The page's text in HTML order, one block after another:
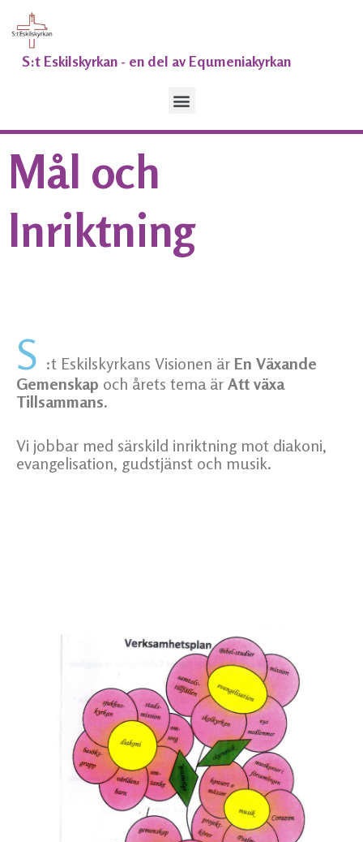
S:t Eskilskyrkan - en del av Equmeniakyrkan
Meny
Mål och
Inriktning
S :t Eskilskyrkans Visionen är En Växande
Gemenskap och årets tema är Att växa
Tillsammans.
Vi jobbar med särskild inriktning mot diakoni,
evangelisation, gudstjänst och musik.